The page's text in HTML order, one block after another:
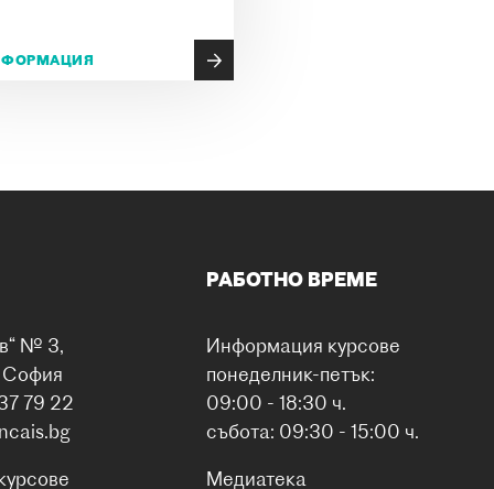
№ 3,
София
79 22
РАБОТНО ВРЕМЕ
Информация курсове
понеделник-петък:
09:00 - 18:30 ч.
събота: 09:30 - 15:00 ч.
Медиатека